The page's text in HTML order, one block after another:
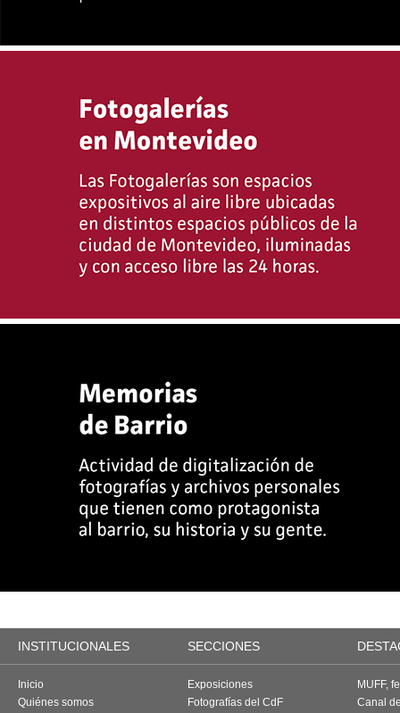
INSTITUCIONALES SECCIONES
Inicio
Quiénes somos
Exposiciones
Fotografías del CdF
MUFF,
Canal